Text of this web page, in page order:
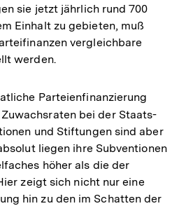
sie jetzt jährlich rund 700
Einhalt zu gebieten, muß
vergleichbare
werden.
Parteienfinanzierung
bei der Staats-
und Stiftungen sind aber
liegen ihre Subventionen
höher als die der
zeigt sich nicht nur eine
hin zu den im Schatten der